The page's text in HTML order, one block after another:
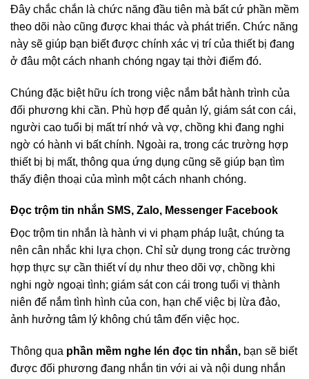
Đây chắc chắn là chức năng đầu tiên mà bất cứ phần mềm
theo dõi nào cũng được khai thác và phát triển. Chức năng
này sẽ giúp bạn biết được chính xác vị trí của thiết bị đang
ở đâu một cách nhanh chóng ngay tại thời điểm đó.
Chúng đặc biệt hữu ích trong việc nắm bắt hành trình của
đối phương khi cần. Phù hợp để quản lý, giám sát con cái,
người cao tuổi bị mất trí nhớ và vợ, chồng khi đang nghi
ngờ có hành vi bất chính. Ngoài ra, trong các trường hợp
thiết bị bị mất, thông qua ứng dụng cũng sẽ giúp bạn tìm
thấy điện thoại của mình một cách nhanh chóng.
Đọc trộm tin nhắn SMS, Zalo, Messenger Facebook
Đọc trộm tin nhắn là hành vi vi phạm pháp luật, chúng ta
nên cân nhắc khi lựa chọn. Chỉ sử dụng trong các trường
hợp thực sự cần thiết ví dụ như theo dõi vợ, chồng khi
nghi ngờ ngoại tình; giám sát con cái trong tuổi vị thành
niên để nắm tình hình của con, hạn chế việc bị lừa đảo,
ảnh hưởng tâm lý không chú tâm đến việc học.
Thông qua phần mềm nghe lén đọc tin nhắn, bạn sẽ biết
được đối phương đang nhắn tin với ai và nội dung nhắn